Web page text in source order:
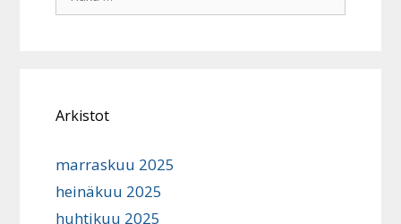
Arkistot
marraskuu 2025
heinäkuu 2025
huhtikuu 2025